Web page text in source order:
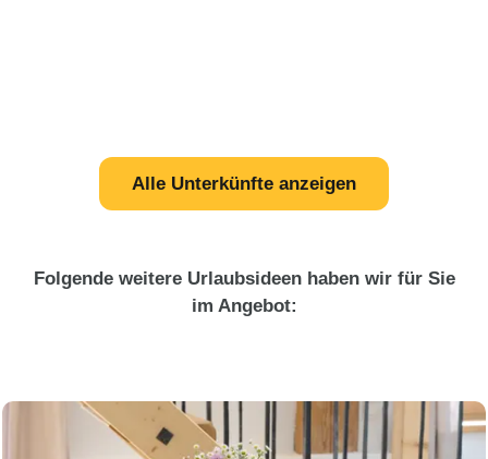
Alle Unterkünfte anzeigen
Folgende weitere Urlaubsideen haben wir für Sie
im Angebot: